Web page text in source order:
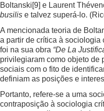
Boltanski[9] e Laurent
busilis e talvez superá-lo.
A mencionada teoria de
a partir de crítica à sociologia
foi na sua obra “De La
privilegiaram como objeto de
sociais com o fito de
definiam as posições e
Portanto, refere-se a uma
contraposição à sociologia